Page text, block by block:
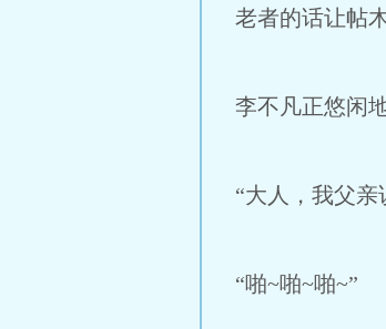
老者的话让帖
李不凡正悠闲
“大人，我父
“啪~啪~啪~”